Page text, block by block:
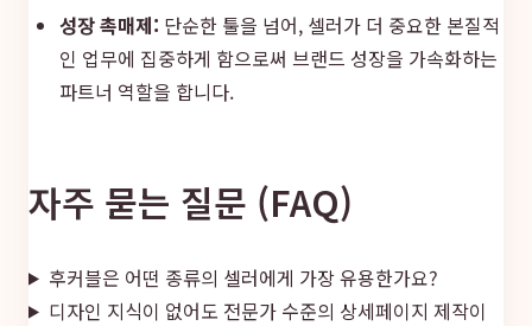
성장 촉매제: 단순한 툴을 넘어, 셀러가 더 중요한 본질적
인 업무에 집중하게 함으로써 브랜드 성장을 가속화하는
파트너 역할을 합니다.
자주 묻는 질문 (FAQ)
후커블은 어떤 종류의 셀러에게 가장 유용한가요?
디자인 지식이 없어도 전문가 수준의 상세페이지 제작이